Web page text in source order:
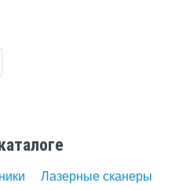
Лазерные сканеры